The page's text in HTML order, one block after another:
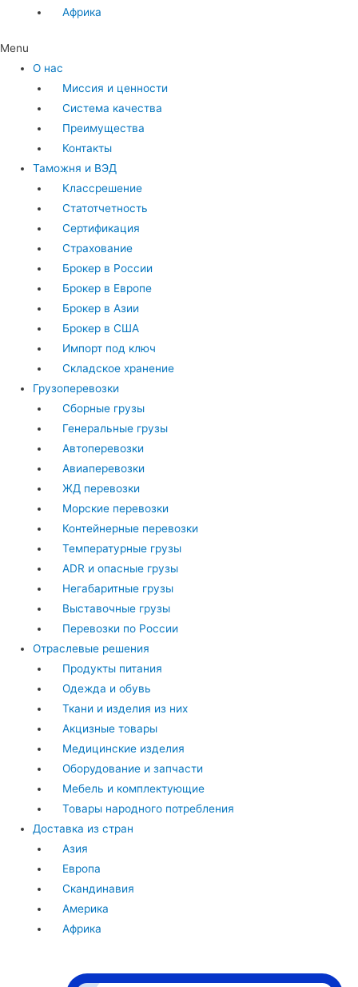
Африка
Menu
О нас
Миссия и ценности
Система качества
Преимущества
Контакты
Таможня и ВЭД
Классрешение
Статотчетность
Сертификация
Страхование
Брокер в России
Брокер в Европе
Брокер в Азии
Брокер в США
Импорт под ключ
Складское хранение
Грузоперевозки
Сборные грузы
Генеральные грузы
Автоперевозки
Авиаперевозки
ЖД перевозки
Морские перевозки
Контейнерные перевозки
Температурные грузы
ADR и опасные грузы
Негабаритные грузы
Выставочные грузы
Перевозки по России
Отраслевые решения
Продукты питания
Одежда и обувь
Ткани и изделия из них
Акцизные товары
Медицинские изделия
Оборудование и запчасти
Мебель и комплектующие
Товары народного потребления
Доставка из стран
Азия
Европа
Скандинавия
Америка
Африка